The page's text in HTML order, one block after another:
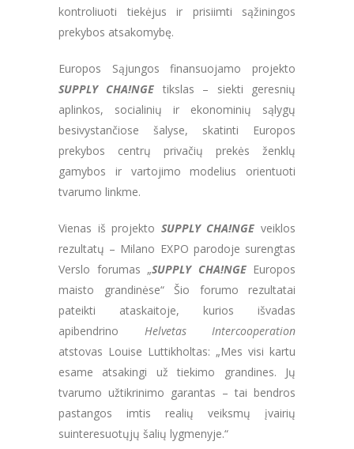
kontroliuoti tiekėjus ir prisiimti sąžiningos
prekybos atsakomybę.
Europos Sąjungos finansuojamo projekto
SUPPLY CHA!NGE tikslas – siekti geresnių
aplinkos, socialinių ir ekonominių sąlygų
besivystančiose šalyse, skatinti Europos
prekybos centrų privačių prekės ženklų
gamybos ir vartojimo modelius orientuoti
tvarumo linkme.
Vienas iš projekto SUPPLY CHA!NGE veiklos
rezultatų – Milano EXPO parodoje surengtas
Verslo forumas „SUPPLY CHA!NGEEuropos
maisto grandinėse“ Šio forumo rezultatai
pateikti ataskaitoje, kurios išvadas
apibendrino Helvetas Intercooperation
atstovas Louise Luttikholtas: „Mes visi kartu
esame atsakingi už tiekimo grandines. Jų
tvarumo užtikrinimo garantas – tai bendros
pastangos imtis realių veiksmų įvairių
suinteresuotųjų šalių lygmenyje.“